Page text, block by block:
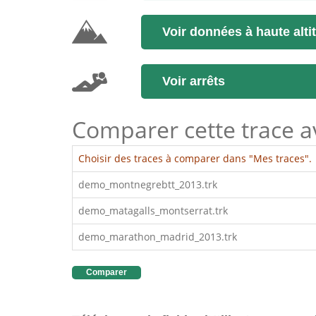
Voir données à haute
Voir arrêts
Comparer cette trace
Choisir des traces à comparer dans "Mes traces".
demo_montnegrebtt_2013.trk
demo_matagalls_montserrat.trk
demo_marathon_madrid_2013.trk
Comparer